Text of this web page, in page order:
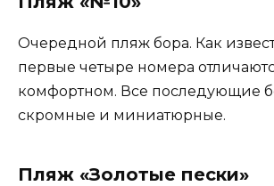
Очередной пляж бора. Как
первые четыре номера
комфортном. Все последующие
скромные и миниатюрные.
Пляж «Золотые пески»